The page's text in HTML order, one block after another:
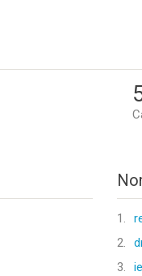
1.
2.
3.